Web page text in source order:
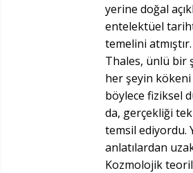
yerine doğal
entelektüel
temelini atmıştır.
Thales, ünlü bir
her şeyin
böylece fiziksel
da, gerçekliği tek
temsil ediyordu.
anlatılardan
Kozmolojik